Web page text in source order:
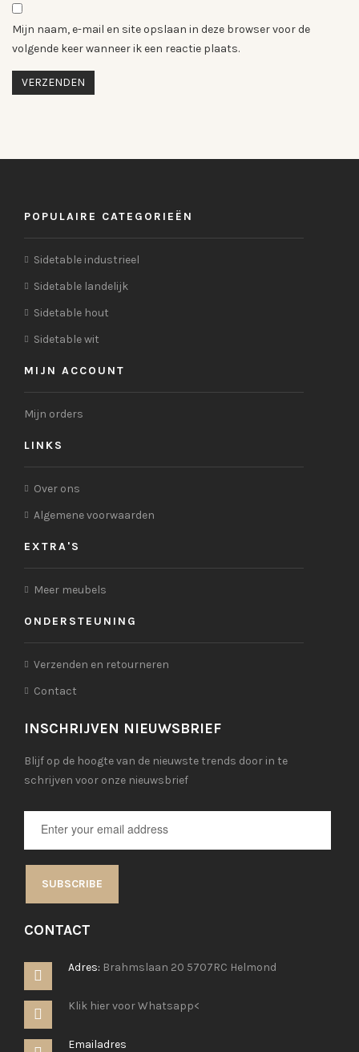
Mijn naam, e-mail en site opslaan in deze browser voor de
volgende keer wanneer ik een reactie plaats.
POPULAIRE CATEGORIEËN
Sidetable industrieel
Sidetable landelijk
Sidetable hout
Sidetable wit
MIJN ACCOUNT
Mijn orders
LINKS
Over ons
Algemene voorwaarden
EXTRA'S
Meer meubels
ONDERSTEUNING
Verzenden en retourneren
Contact
INSCHRIJVEN NIEUWSBRIEF
Blijf op de hoogte van de nieuwste trends door in te
schrijven voor onze nieuwsbrief
SUBSCRIBE
CONTACT
Adres: Brahmslaan 20 5707RC Helmond
Klik hier voor Whatsapp<
Emailadres